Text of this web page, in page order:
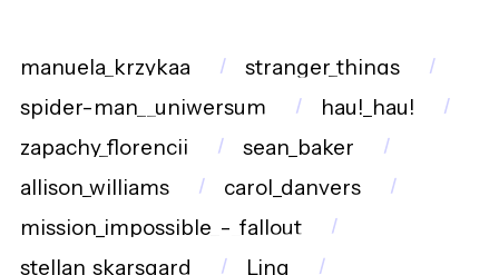
manuela_krzykaa
stranger_things
spider-man__uniwersum
hau!_hau!
zapachy_florencji
sean_baker
allison_williams
carol_danvers
mission_impossible_-_fallout
stellan_skarsgard
Ling